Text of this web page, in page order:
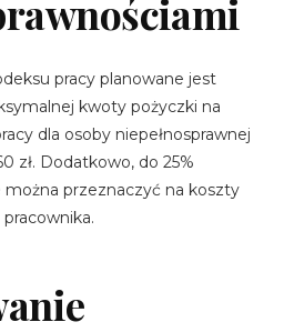
pracy planowane jest
kwoty pożyczki na
dla osoby niepełnosprawnej
zł. Dodatkowo, do 25%
przeznaczyć na koszty